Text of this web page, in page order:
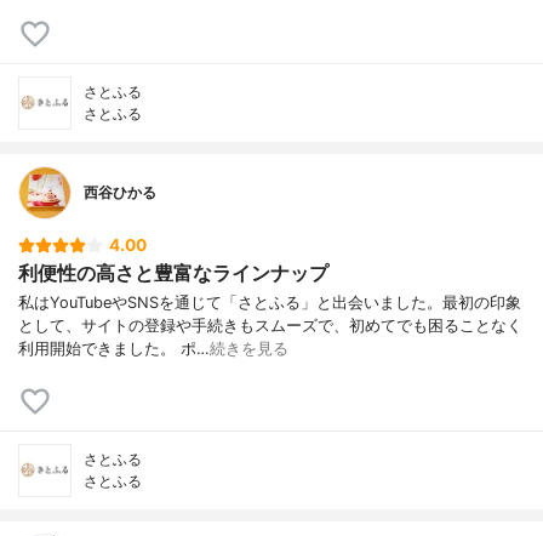
さとふる
さとふる
西谷ひかる
4.00
利便性の高さと豊富なラインナップ
私はYouTubeやSNSを通じて「さとふる」と出会いました。最初の印象
として、サイトの登録や手続きもスムーズで、初めてでも困ることなく
利用開始できました。 ポ…続きを見る
さとふる
さとふる